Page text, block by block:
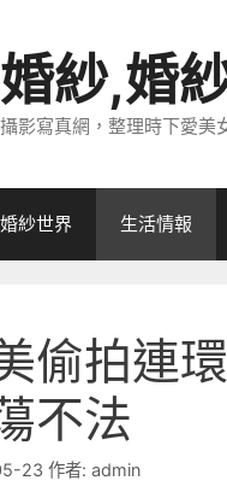
紗,婚
影寫真網，整理時下愛
婚紗世界 生活情報
偷拍連
不法
23 作者: admin